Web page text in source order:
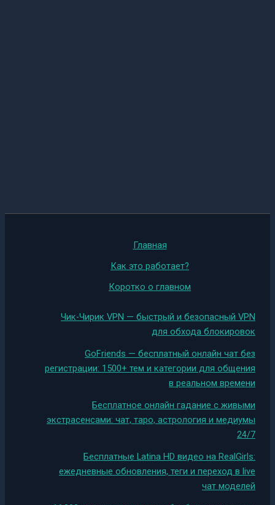
Главная
Как это работает?
Коротко о главном
Чик-Чирик VPN — быстрый и безопасный VPN
для обхода блокировок
GoFriends — бесплатный онлайн чат без
регистрации: 1500+ тем и категории для общения
в реальном времени
Бесплатное онлайн гадание с живыми
экстрасенсами: чат, таро, астрология и медиумы
24/7
Бесплатные Latina HD видео на RealGirls:
ежедневные обновления, теги и переход в live
чат моделей